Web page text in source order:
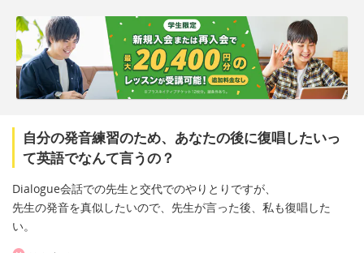
自分の発音練習のため、あなたの後に復唱したいっ
て英語でなんて言うの？
Dialogue会話での先生と交代でのやりとりですが、
先生の発音を真似したいので、先生が言った後、私も復唱した
い。